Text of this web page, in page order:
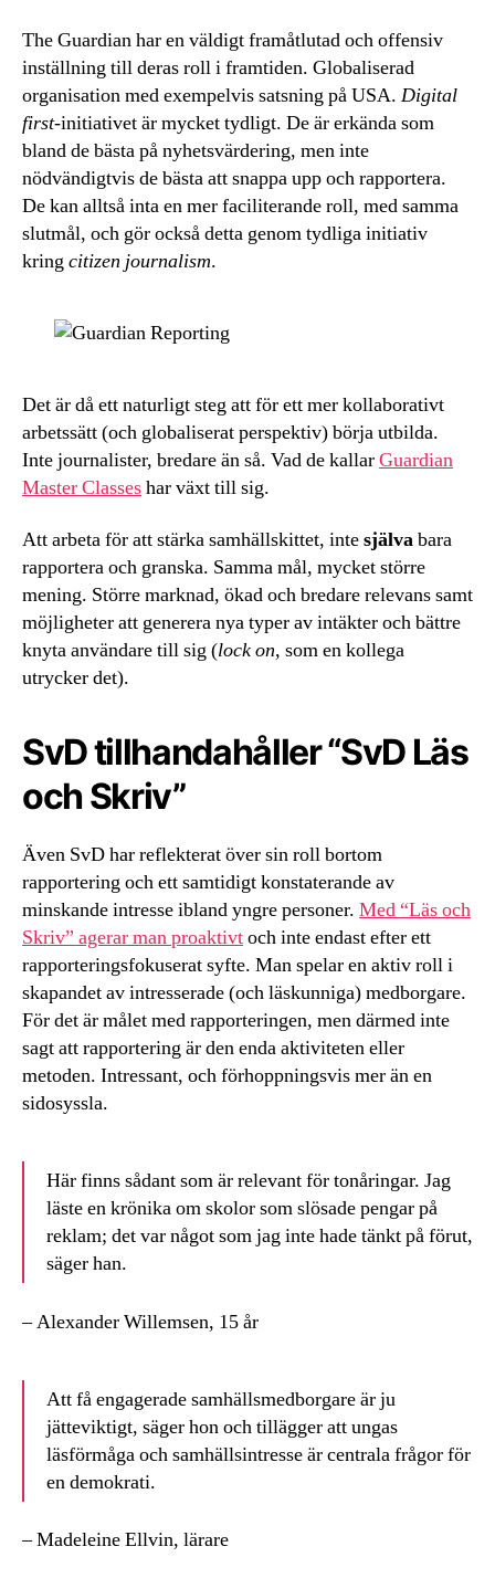
The Guardian har en väldigt framåtlutad och offensiv
inställning till deras roll i framtiden. Globaliserad
organisation med exempelvis satsning på USA. Digital
first-initiativet är mycket tydligt. De är erkända som
bland de bästa på nyhetsvärdering, men inte
nödvändigtvis de bästa att snappa upp och rapportera.
De kan alltså inta en mer faciliterande roll, med samma
slutmål, och gör också detta genom tydliga initiativ
kring citizen journalism.
Det är då ett naturligt steg att för ett mer kollaborativt
arbetssätt (och globaliserat perspektiv) börja utbilda.
Inte journalister, bredare än så. Vad de kallarGuardian
Master Classeshar växt till sig.
Att arbeta för att stärka samhällskittet, intesjälvabara
rapportera och granska. Samma mål, mycket större
mening. Större marknad, ökad och bredare relevans samt
möjligheter att generera nya typer av intäkter och bättre
knyta användare till sig (lock on, som en kollega
utrycker det).
SvD tillhandahåller “SvD Läs
och Skriv”
Även SvD har reflekterat över sin roll bortom
rapportering och ett samtidigt konstaterande av
minskande intresse ibland yngre personer. Med “Läs och
Skriv” agerar man proaktivtoch inte endast efter ett
rapporteringsfokuserat syfte. Man spelar en aktiv roll i
skapandet av intresserade (och läskunniga) medborgare.
För det är målet med rapporteringen, men därmed inte
sagt att rapportering är den enda aktiviteten eller
metoden. Intressant, och förhoppningsvis mer än en
sidosyssla.
Här finns sådant som är relevant för tonåringar. Jag
läste en krönika om skolor som slösade pengar på
reklam; det var något som jag inte hade tänkt på förut,
säger han.
– Alexander Willemsen, 15 år
Att få engagerade samhällsmedborgare är ju
jätteviktigt, säger hon och tillägger att ungas
läsförmåga och samhällsintresse är centrala frågor för
en demokrati.
– Madeleine Ellvin, lärare